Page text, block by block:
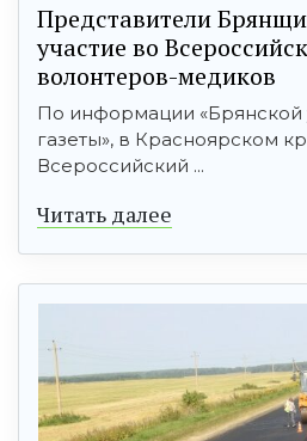
Представители
участие во
волонтеров-медиков
По информации «Брянской
газеты», в Красноярском
Всероссийский ...
Читать далее